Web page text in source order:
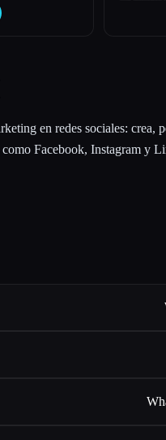
tus cuentas de
en redes sociales: crea,
Facebook, Instagram y